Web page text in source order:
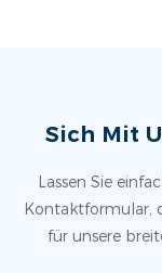
Sich Mit
Lassen Sie
Kontaktformular,
für unsere